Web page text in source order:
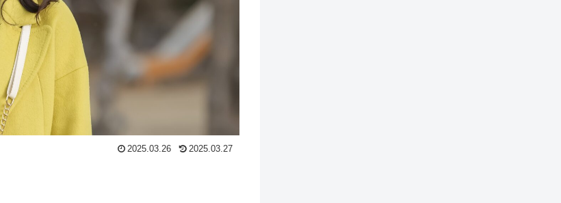
2025.03.26 2025.03.27